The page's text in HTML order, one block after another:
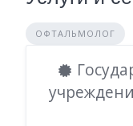
ОФТАЛЬМОЛОГ